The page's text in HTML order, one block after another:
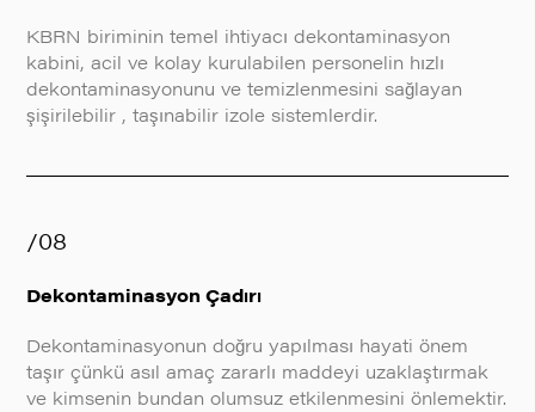
KBRN biriminin temel ihtiyacı dekontaminasyon
kabini, acil ve kolay kurulabilen personelin hızlı
dekontaminasyonunu ve temizlenmesini sağlayan
şişirilebilir , taşınabilir izole sistemlerdir.
/08
Dekontaminasyon Çadırı
Dekontaminasyonun doğru yapılması hayati önem
taşır çünkü asıl amaç zararlı maddeyi uzaklaştırmak
ve kimsenin bundan olumsuz etkilenmesini önlemektir.